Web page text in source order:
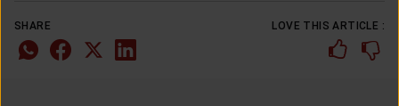
SHARE LOVE THIS ARTICLE :